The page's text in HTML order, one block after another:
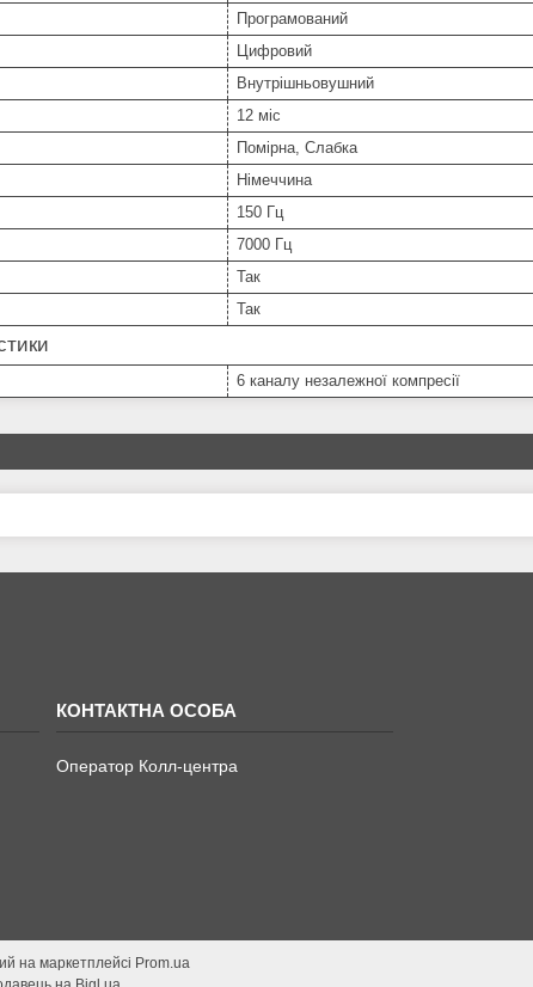
Програмований
Цифровий
Внутрішньовушний
12 міс
Помірна, Слабка
Німеччина
150 Гц
7000 Гц
Так
Так
6 каналу незалежної компресії
Оператор Колл-центра
на маркетплейсі Prom.ua